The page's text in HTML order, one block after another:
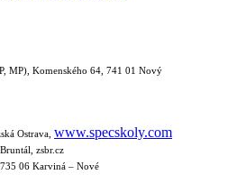
MP), Komenského 64, 741 01 Nový
Ostrava, www.specskoly.com
zsbr.cz
06 Karviná – Nové